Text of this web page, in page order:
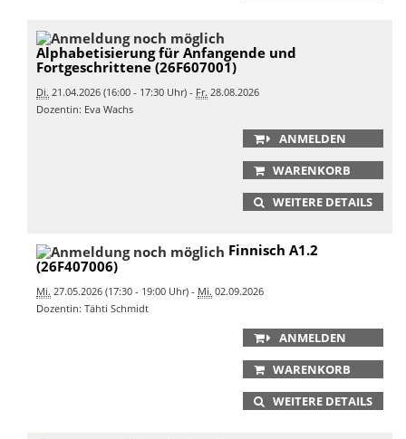
Alphabetisierung für Anfangende und
Fortgeschrittene (26F607001)
Di. 21.04.2026 (16:00 - 17:30 Uhr) - Fr. 28.08.2026
Dozentin: Eva Wachs
ANMELDEN
WARENKORB
WEITERE DETAILS
Finnisch A1.2
(26F407006)
Mi. 27.05.2026 (17:30 - 19:00 Uhr) - Mi. 02.09.2026
Dozentin: Tähti Schmidt
ANMELDEN
WARENKORB
WEITERE DETAILS